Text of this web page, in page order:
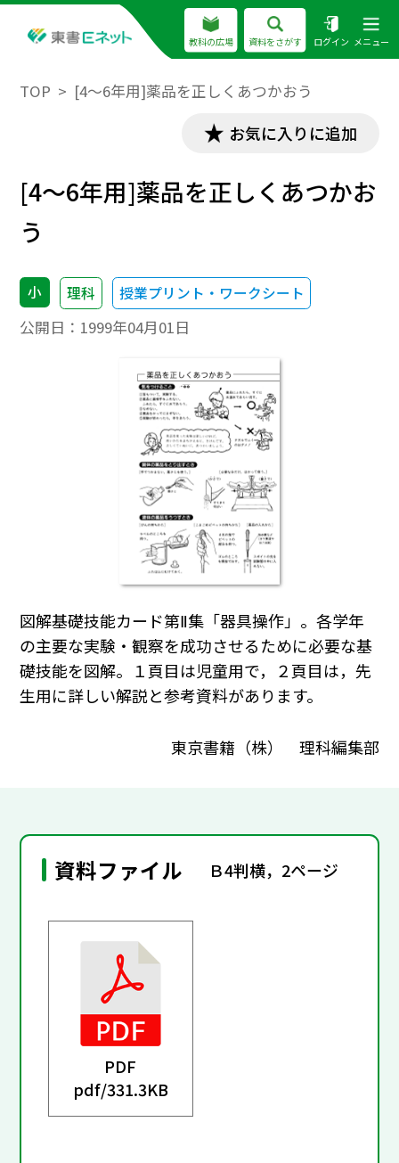
教科の広場 資料をさがす ログイン メニュー
TOP [4～6年用]薬品を正しくあつかおう
お気に入りに追加
[4～6年用]薬品を正しくあつかお
う
小 理科 授業プリント・ワークシート
公開日： 1999年04月01日
図解基礎技能カード第Ⅱ集「器具操作」。各学年
の主要な実験・観察を成功させるために必要な基
礎技能を図解。１頁目は児童用で，２頁目は，先
生用に詳しい解説と参考資料があります。
東京書籍（株） 理科編集部
資料ファイル Ｂ4判横，2ページ
PDF
pdf/331.3KB